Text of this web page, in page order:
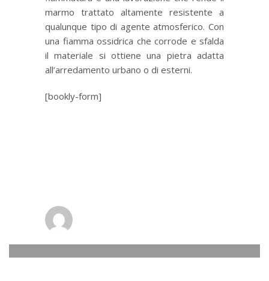
marmo trattato altamente resistente a
qualunque tipo di agente atmosferico. Con
una fiamma ossidrica che corrode e sfalda
il materiale si ottiene una pietra adatta
all’arredamento urbano o di esterni.
[bookly-form]